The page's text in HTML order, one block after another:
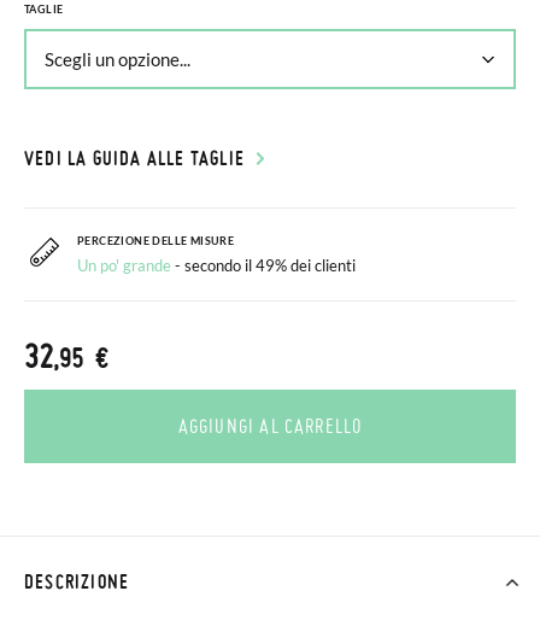
TAGLIE
VEDI LA GUIDA ALLE TAGLIE
PERCEZIONE DELLE MISURE
Un po' grande- secondo il 49% dei clienti
32,95 €
AGGIUNGI AL CARRELLO
DESCRIZIONE